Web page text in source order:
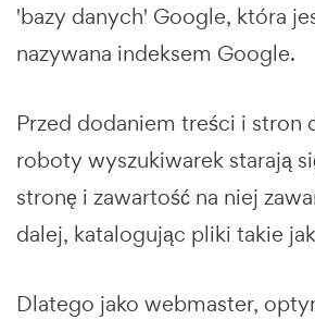
'bazy danych' Google, która
nazywana indeksem Google.
Przed dodaniem treści i stron
roboty wyszukiwarek starają
stronę i zawartość na niej
dalej, katalogując pliki takie
Dlatego jako webmaster,